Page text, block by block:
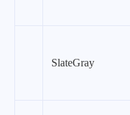
SlateGray